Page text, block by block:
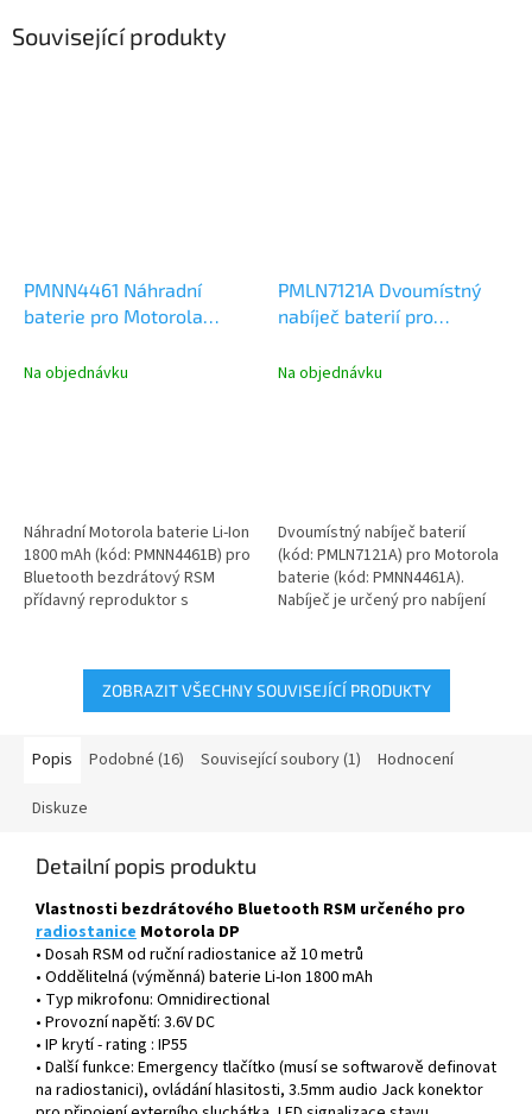
Související produkty
PMNN4461 Náhradní
baterie pro Motorola
Na objednávku
Náhradní Motorola baterie Li-Ion
1800 mAh (kód: PMNN4461B) pro
Bluetooth bezdrátový RSM
přídavný reproduktor s
PMLN7121A Dvoumístný
nabíječ baterií pro
Bluetooth RSM
Na objednávku
Dvoumístný nabíječ baterií
(kód: PMLN7121A) pro Motorola
baterie (kód: PMNN4461A).
Nabíječ je určený pro nabíjení
ZOBRAZIT VŠECHNY SOUVISEJÍCÍ PRODUKTY
Popis Podobné (16) Související soubory (1) Hodnocení
Diskuze
Detailní popis produktu
Vlastnosti bezdrátového Bluetooth RSM určeného pro
radiostanice Motorola DP
• Dosah RSM od ruční radiostanice až 10 metrů
• Oddělitelná (výměnná) baterie Li-Ion 1800 mAh
• Typ mikrofonu: Omnidirectional
• Provozní napětí: 3.6V DC
• IP krytí - rating : IP55
• Další funkce: Emergency tlačítko (musí se softwarově definovat
na radiostanici), ovládání hlasitosti, 3.5mm audio Jack konektor